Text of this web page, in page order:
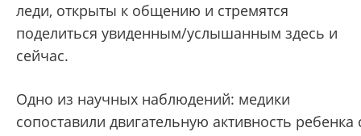
леди, открыты к общению и стремятся
поделиться увиденным/услышанным здесь и
сейчас.
Одно из научных наблюдений: медики
сопоставили двигательную активность ребенка